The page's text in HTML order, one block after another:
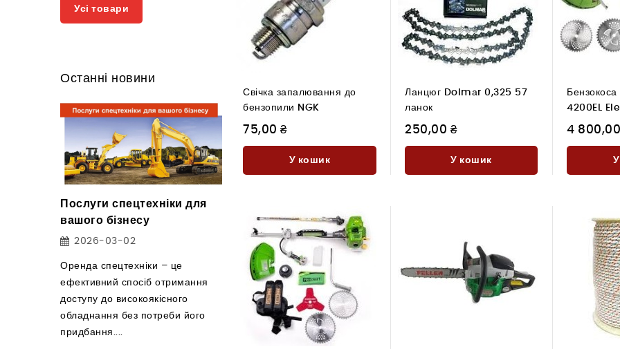
Усі товари
Останні новини
Опубліковано:
Послуги спецтехніки для
вашого бізнесу
2026-03-02
Оренда спецтехніки – це
ефективний спосіб отримання
доступу до високоякісного
обладнання без потреби його
придбання....
Воронькові та Ревному:
будівельні тури та
додаткове обладнання
2026-03-02
Будівельні тури є невід’ємною
частиною сучасного будівництва.
Вони надають можливість
Риштування в оренду: як
Якщо ви плануєте великий
будівельний проект або
Послуги
оренда
2026-03-
Оренда
чимало
оптимальним
багатьох
Свічка запалювання до
бензопили NGK
75,00 ₴
У кошик
Ланцюг Dolmаr 0,325 57
ланок
250,00 ₴
У кошик
4200EL
4